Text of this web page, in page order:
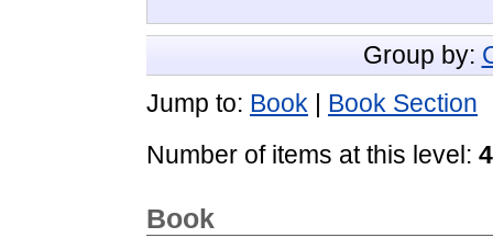
Group by:
Jump to: Book
Book Section
Number of items at this level:
Book